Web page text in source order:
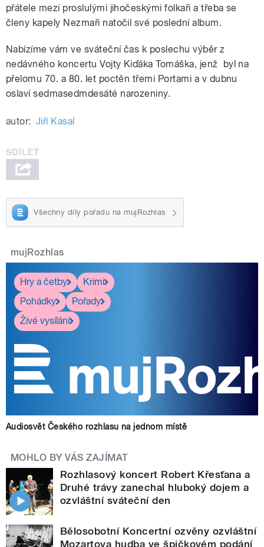
přátele mezi proslulými jihočeskými folkaři a třeba se
členy kapely Nezmaři natočil své poslední album.
Nabízíme vám ve sváteční čas k poslechu výběr z
nedávného koncertu Vojty Kiďáka Tomáška, jenž byl na
přelomu 70. a 80. let poctěn třemi Portami a v dubnu
oslaví sedmasedmdesáté narozeniny.
autor: Jiří Kasal
Všechny díly pořadu na mujRozhlas
mujRozhlas
Hry a četby
Krimi
Pohádky
Pořady
Živé vysílání
Audiosvět Českého rozhlasu na jednom místě
MOHLO BY VÁS ZAJÍMAT
Rozhlasový koncert Robert Křesťana a
Druhé trávy zanechal hluboký dojem a
ozvláštní sváteční den
Bělosobotní Koncertní ozvěny ozvláštní
Mozartova hudba ve špičkovém podání